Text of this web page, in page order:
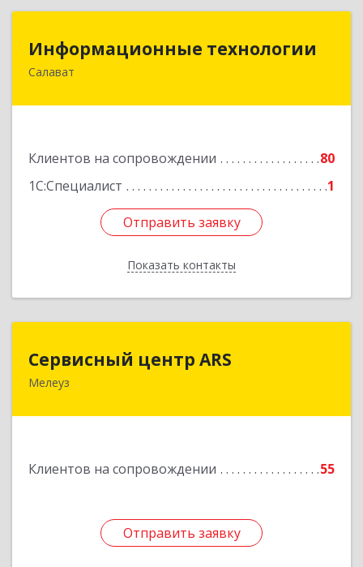
Информационные технологии
Салават
Клиентов на сопровождении
80
1С:Специалист
1
Отправить заявку
Показать контакты
Информационные технологии
Отправить заявку
Назад
Сервисный центр ARS
Мелеуз
Клиентов на сопровождении 55
Отправить заявку
Отправить заявку